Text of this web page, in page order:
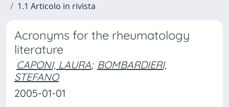
1.1 Articolo in rivista
Acronyms for the rheumatology
literature
CAPONI, LAURA; BOMBARDIERI,
STEFANO
2005-01-01